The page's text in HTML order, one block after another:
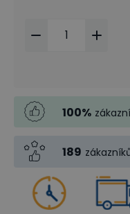
100%
189